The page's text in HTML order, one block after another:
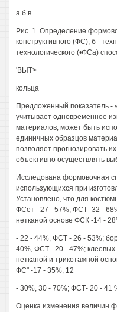
а б в
Рис. 1. Определение
конструктивного (ФС), б -
технологического (•ФСа)
'ВЫТ>
кольца
Предложенный показатель -
учитывает одновременное
материалов, может быть
единичных образцов
позволяет прогнозировать
объективно осуществлять
Исследована формовочная
использующихся при
Установлено, что для
ФСет - 27 - 57%, ФСТ -32 -
нетканой основе ФСК -14 -
- 22 - 44%, ФСТ - 26 - 53%;
40%, ФСТ - 20 - 47%;
нетканой и трикотажной
ФС" -17 - 35%, 12
- 30%, 30 - 70%; ФСТ- 20 - 41
Оценка изменения величин